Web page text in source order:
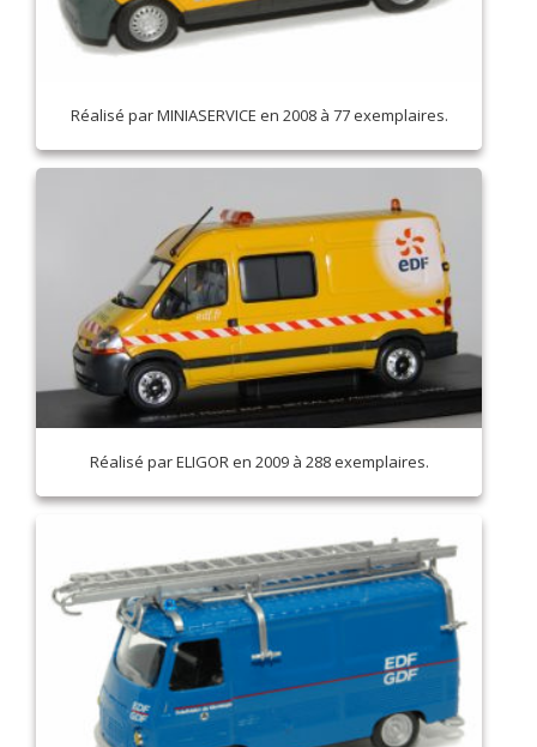
Réalisé par MINIASERVICE en 2008 à 77 exemplaires.
Réalisé par ELIGOR en 2009 à 288 exemplaires.